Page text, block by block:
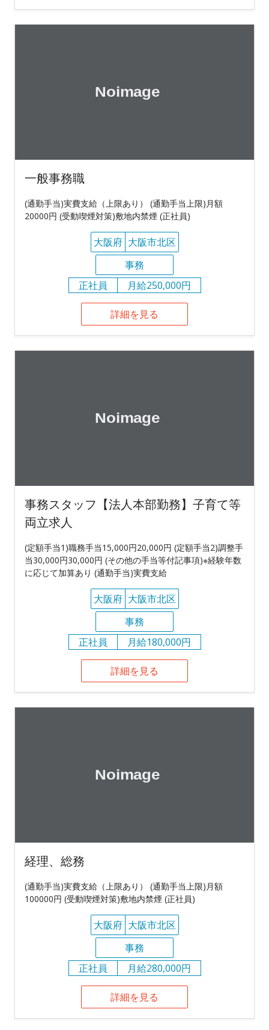
一般事務職
(通勤手当)実費支給（上限あり） (通勤手当上限)月額
20000円 (受動喫煙対策)敷地内禁煙 (正社員)
大阪府 大阪市北区
事務
正社員
月給250,000円
詳細を見る
事務スタッフ【法人本部勤務】子育て等
両立求人
(定額手当1)職務手当15,000円20,000円 (定額手当2)調整手
当30,000円30,000円 (その他の手当等付記事項)※経験年数
に応じて加算あり (通勤手当)実費支給
大阪府 大阪市北区
事務
正社員
月給180,000円
詳細を見る
経理、総務
(通勤手当)実費支給（上限あり） (通勤手当上限)月額
100000円 (受動喫煙対策)敷地内禁煙 (正社員)
大阪府 大阪市北区
事務
正社員
月給280,000円
詳細を見る